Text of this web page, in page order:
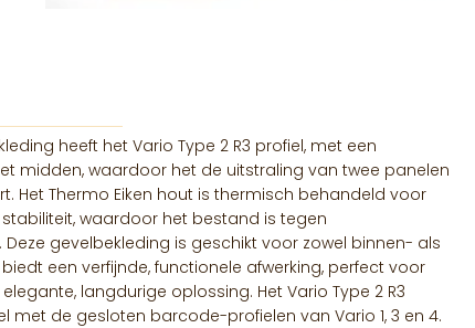
heeft het Vario Type 2 R3 profiel, met een
midden, waardoor het de uitstraling van twee panelen
Het Thermo Eiken hout is thermisch behandeld voor
waardoor het bestand is tegen
gevelbekleding is geschikt voor zowel binnen- als
een verfijnde, functionele afwerking, perfect voor
langdurige oplossing. Het Vario Type 2 R3
met de gesloten barcode-profielen van Vario 1, 3 en 4.